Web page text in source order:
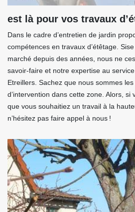
est là pour vos travaux
Dans le cadre d’entretien de jardin
compétences en travaux d’étêtage.
marché depuis des années, nous ne
savoir-faire et notre expertise au
Etreillers. Sachez que nous sommes
d’intervention dans cette zone. Alors, si
que vous souhaitiez un travail à la
n’hésitez pas faire appel à nous !